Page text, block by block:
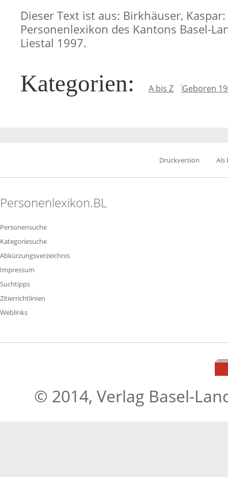
Dieser Text ist aus: Birkhäuser, Kaspar:
Personenlexikon des Kantons Basel-
Liestal 1997.
Kategorien: A bis Z Geboren
Druckversion Als
Personenlexikon.BL
Personensuche
Kategoriesuche
Abkürzungsverzeichnis
Impressum
Suchtipps
Zitierrichtlinien
Weblinks
© 2014, Verlag Basel-